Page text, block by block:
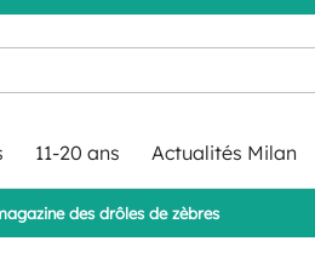
11-20 ans Actualités Milan
des drôles de zèbres